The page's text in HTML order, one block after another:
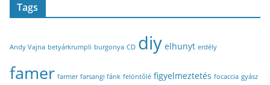
Tags
Andy Vajna betyárkrumpli burgonya CD diy elhunyt erdély
famer farmer farsangi fánk felöntőlé figyelmeztetés focaccia gyász